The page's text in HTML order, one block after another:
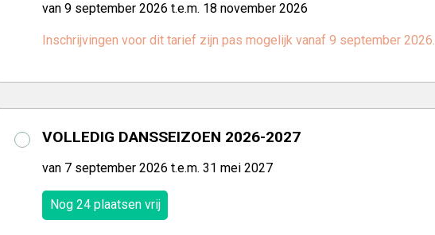
van 9 september 2026 t.e.m. 18 november 2026
Inschrijvingen voor dit tarief zijn pas mogelijk vanaf 9 september 2026.
VOLLEDIG DANSSEIZOEN 2026-2027
van 7 september 2026 t.e.m. 31 mei 2027
Nog 24 plaatsen vrij